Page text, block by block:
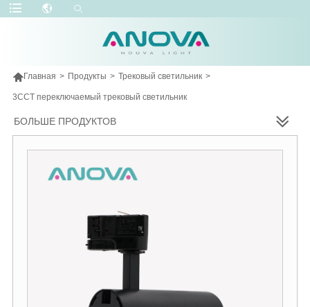
Главная > Продукты > Трековый светильник >
3CCT переключаемый трековый светильник
БОЛЬШЕ ПРОДУКТОВ